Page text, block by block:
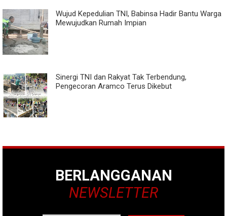
Wujud Kepedulian TNI, Babinsa Hadir Bantu Warga
Mewujudkan Rumah Impian
Sinergi TNI dan Rakyat Tak Terbendung,
Pengecoran Aramco Terus Dikebut
BERLANGGANAN
NEWSLETTER